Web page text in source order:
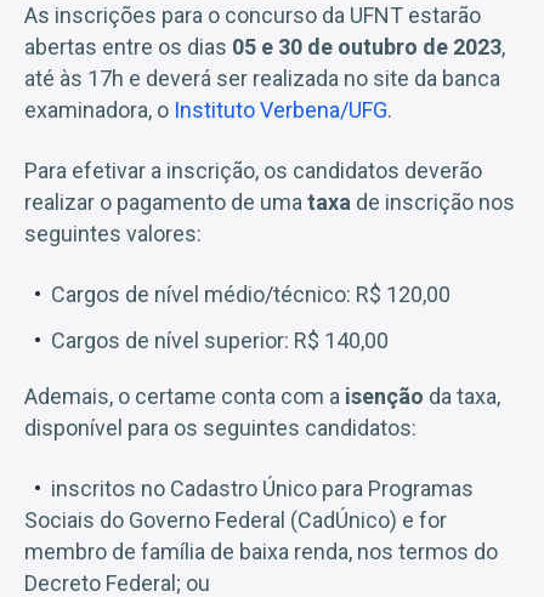
As inscrições para o concurso da UFNT estarão
abertas entre os dias 05 e 30 de outubro de 2023,
até às 17h e deverá ser realizada no site da banca
examinadora, o Instituto Verbena/UFG.
Para efetivar a inscrição, os candidatos deverão
realizar o pagamento de uma taxa de inscrição nos
seguintes valores:
Cargos de nível médio/técnico: R$ 120,00
Cargos de nível superior: R$ 140,00
Ademais, o certame conta com a isenção da taxa,
disponível para os seguintes candidatos:
inscritos no Cadastro Único para Programas
Sociais do Governo Federal (CadÚnico) e for
membro de família de baixa renda, nos termos do
Decreto Federal; ou